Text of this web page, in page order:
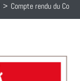
> Compte rendu du